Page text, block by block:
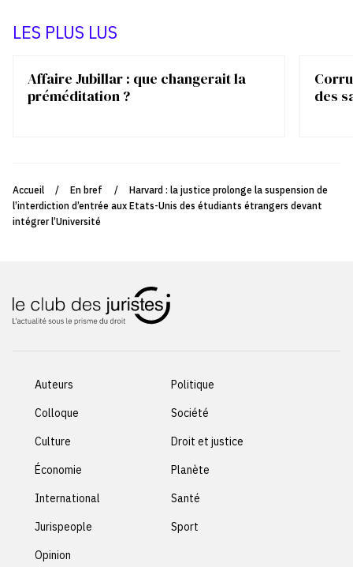
LES PLUS LUS
Affaire Jubillar : que changerait la
préméditation ?
des
Accueil / En bref /
Harvard : la justice prolonge la suspension de
l’interdiction d’entrée aux Etats-Unis des étudiants étrangers devant
intégrer l’Université
Auteurs
Colloque
Culture
Économie
International
Jurispeople
Opinion
Politique
Société
Droit et justice
Planète
Santé
Sport